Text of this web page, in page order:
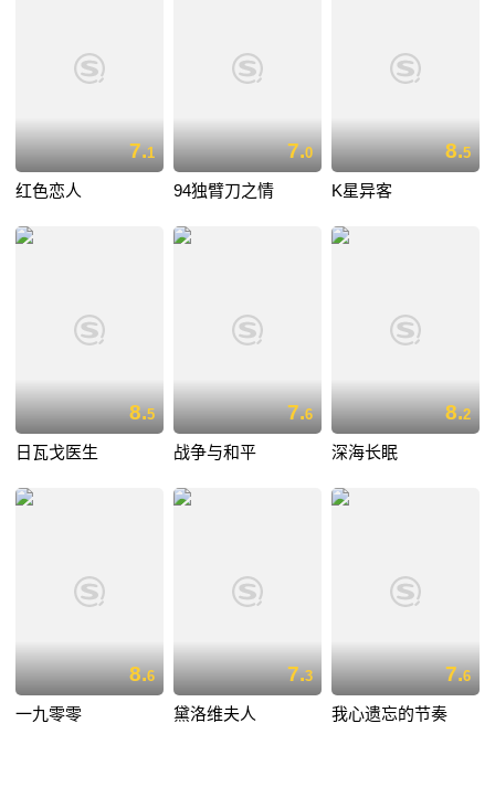
7.1
红色恋人
7.0
94独臂刀之情
8.5
K星异客
8.5
日瓦戈医生
7.6
战争与和平
8.2
深海长眠
8.6
一九零零
7.3
黛洛维夫人
7.6
我心遗忘的节奏